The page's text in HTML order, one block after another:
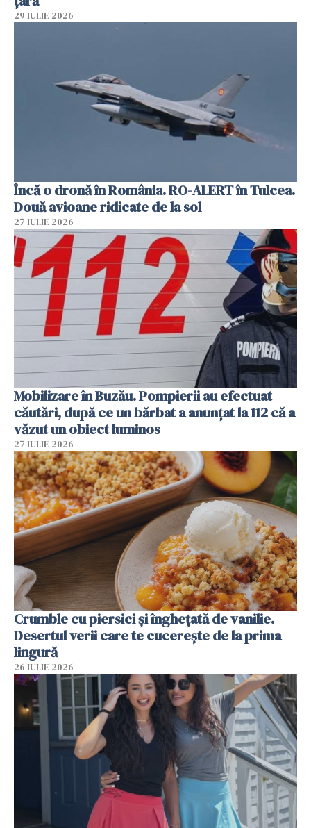
29 IULIE 2026
Încă o dronă în România. RO-ALERT în Tulcea.
Două avioane ridicate de la sol
27 IULIE 2026
Mobilizare în Buzău. Pompierii au efectuat
căutări, după ce un bărbat a anunțat la 112 că a
văzut un obiect luminos
27 IULIE 2026
Crumble cu piersici și înghețată de vanilie.
Desertul verii care te cucerește de la prima
lingură
26 IULIE 2026